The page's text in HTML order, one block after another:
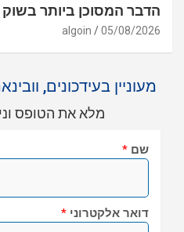
הדבר המסוכן ביותר בשוק
05/08/2026
algoin
מעוניין בעידכונים,
מלא את הטופס
שם *
דואר אלקטרוני *